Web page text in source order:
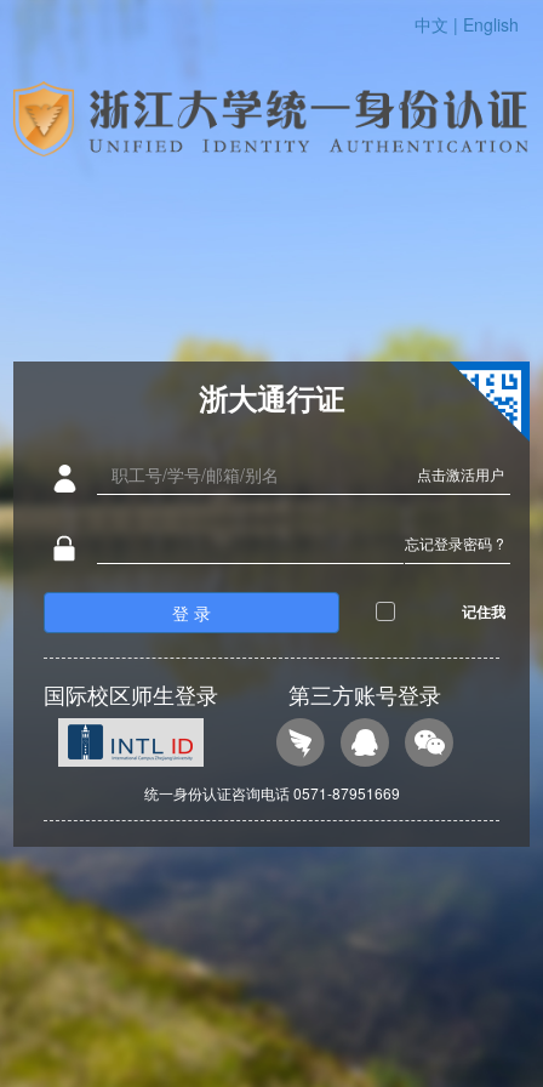
中文 | English
浙大通行证
点击激活用户
忘记登录密码 ?
登 录 记住我
国际校区师生登录 第三方账号登录
统一身份认证咨询电话 0571-87951669